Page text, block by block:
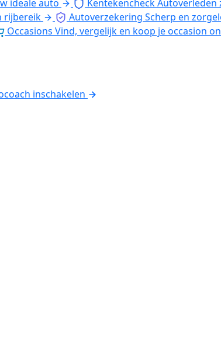
ideale auto KentekencheckAutoverleden
rijbereik Autoverzekering Scherp en
Occasions Vind, vergelijk en koop je occasion
inschakelen